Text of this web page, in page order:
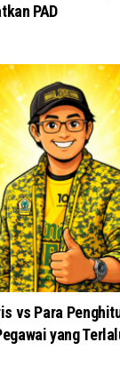
PAD
vs Para
yang